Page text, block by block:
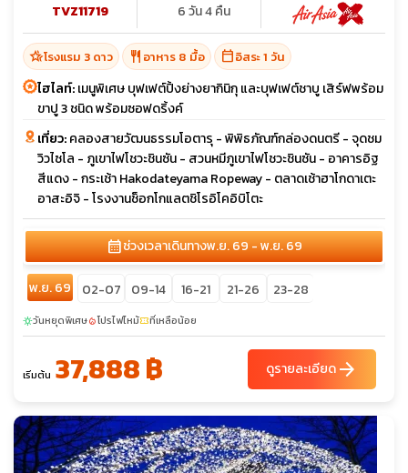
TVZ11719
6 วัน 4 คืน
hotel_classโรงแรม 3 ดาว restaurant อาหาร 8 มื้อ calendar_todayอิสระ 1 วัน
ไฮไลท์:เมนูพิเศษ บุฟเฟต์ปิ้งย่างยากินิกุ และบุฟเฟต์ชาบู เสิร์ฟพร้อม
ขาปู 3 ชนิด พร้อมซอฟดริ้งค์
เที่ยว:คลองสายวัฒนธรรมโอตารุ - พิพิธภัณฑ์กล่องดนตรี - จุดชม
วิวไซโล - ภูเขาไฟโชวะชินซัน - สวนหมีภูเขาไฟโชวะชินซัน - อาคารอิฐ
สีแดง - กระเช้า Hakodateyama Ropeway - ตลาดเช้าฮาโกดาเตะ
อาสะอิจิ - โรงงานช็อกโกแลตชิโรอิโคอิบิโตะ
calendar_monthช่วงเวลาเดินทางพ.ย. 69 - พ.ย. 69
พ.ย. 69 02-07 09-14 16-21 21-26 23-28
sunnyวันหยุดพิเศษlocal_fire_departmentโปรไฟไหม้confirmation_numberที่เหลือน้อย
เริ่มต้น 37,888 ฿ ดูรายละเอียดarrow_forward